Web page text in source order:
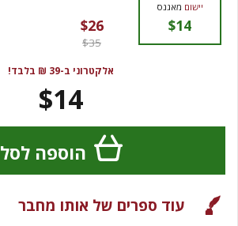
יישום מאגנס
$14
$26
$35
אלקטרוני ב-39 ₪ בלבד!
$14
הוספה לסל
עוד ספרים של אותו מחבר